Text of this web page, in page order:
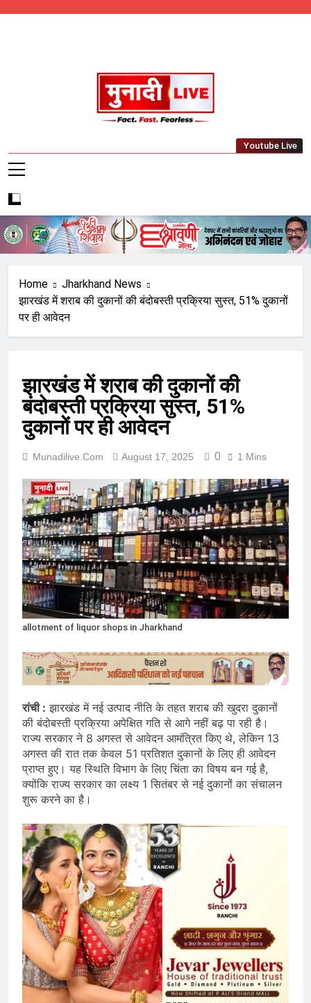
Munadi Live – Jharkhand's Leading Local
Youtube Live
Home
Jharkhand News
झारखंड में शराब की दुकानों की बंदोबस्ती प्रक्रिया सुस्त, 51% दुकानों
पर ही आवेदन
झारखंड में शराब की दुकानों की
बंदोबस्ती प्रक्रिया सुस्त, 51%
दुकानों पर ही आवेदन
Munadilive.com August 17, 2025 0 1 Mins
allotment of liquor shops in Jharkhand
रांची : झारखंड में नई उत्पाद नीति के तहत शराब की खुदरा दुकानों
की बंदोबस्ती प्रक्रिया अपेक्षित गति से आगे नहीं बढ़ पा रही है।
राज्य सरकार ने 8 अगस्त से आवेदन आमंत्रित किए थे, लेकिन 13
अगस्त की रात तक केवल 51 प्रतिशत दुकानों के लिए ही आवेदन
प्राप्त हुए। यह स्थिति विभाग के लिए चिंता का विषय बन गई है,
क्योंकि राज्य सरकार का लक्ष्य 1 सितंबर से नई दुकानों का संचालन
शुरू करने का है।